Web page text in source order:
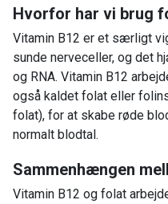
Hvorfor har vi brug
Vitamin B12 er et særligt
sunde nerveceller, og det
og RNA. Vitamin B12
også kaldet folat eller
folat), for at skabe røde
normalt blodtal.
Sammenhængen
Vitamin B12 og folat